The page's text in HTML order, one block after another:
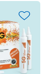
favorite_border